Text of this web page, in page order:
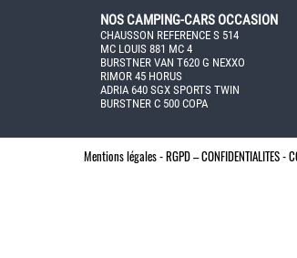
NOS CAMPING-CARS OCCASION
CHAUSSON REFERENCE S 514
MC LOUIS 881 MC 4
BURSTNER VAN T620 G NEXXO
RIMOR 45 HORUS
ADRIA 640 SGX SPORTS TWIN
BURSTNER C 500 COPA
Mentions légales -RGPD – CONFIDENTIALITES -